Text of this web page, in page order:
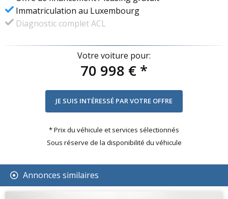
Immatriculation au Luxembourg
Diagnostic complet ACL
Votre voiture pour:
70 998 € *
* Prix du véhicule et services sélectionnés
Sous réserve de la disponibilité du véhicule
Annonces similaires